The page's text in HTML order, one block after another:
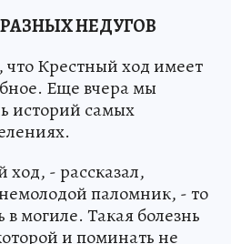
НЕДУГОВ
что Крестный ход имеет
Еще вчера мы
историй самых
- рассказал,
паломник, - то
могиле. Такая болезнь
и поминать не